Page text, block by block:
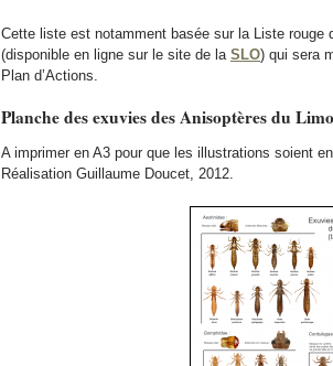
Cette liste est notamment basée sur la Liste rouge
(disponible en ligne sur le site de la SLO) qui sera
Plan d’Actions.
Planche des exuvies des Anisoptères du
A imprimer en A3 pour que les illustrations soient
Réalisation Guillaume Doucet, 2012.